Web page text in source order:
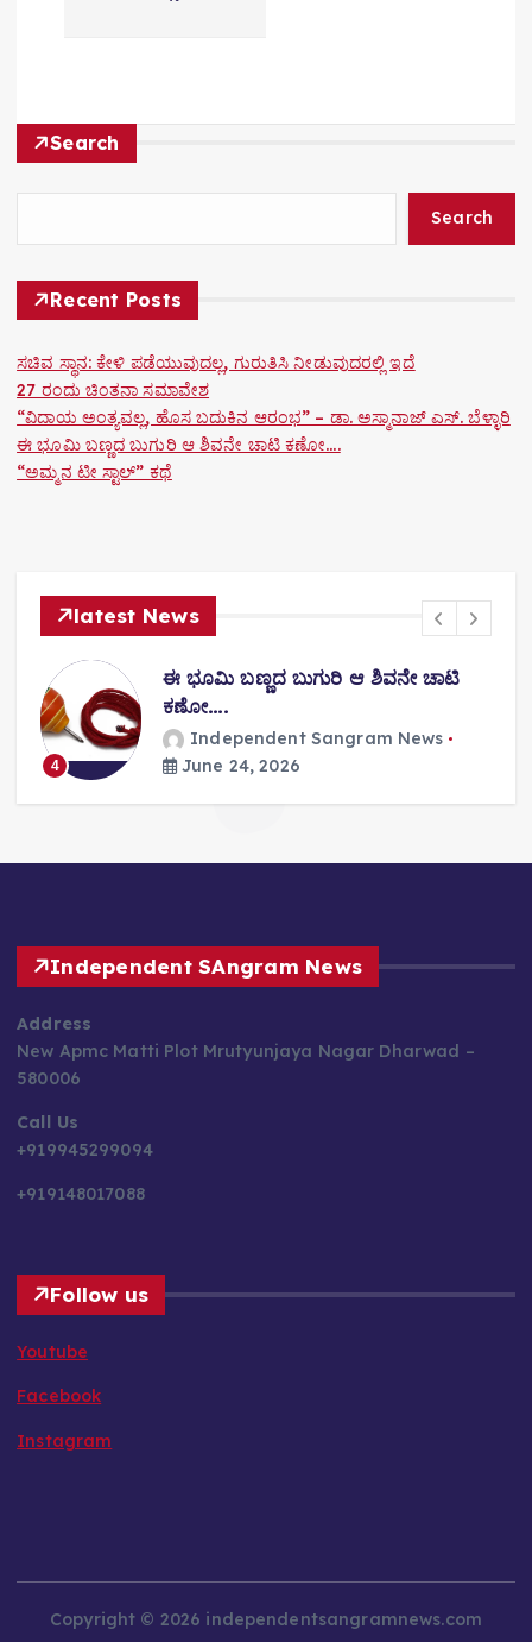
i
g
a
t
o
n
Search
Search
Recent Posts
ಸಚಿವ ಸ್ಥಾನ: ಕೇಳಿ ಪಡೆಯುವುದಲ್ಲ, ಗುರುತಿಸಿ ನೀಡುವುದರಲ್ಲಿ ಇದೆ
27 ರಂದು ಚಿಂತನಾ ಸಮಾವೇಶ
“ವಿದಾಯ ಅಂತ್ಯವಲ್ಲ, ಹೊಸ ಬದುಕಿನ ಆರಂಭ” – ಡಾ. ಅಸ್ಮಾನಾಜ್ ಎಸ್. ಬೆಳ್ಳಾರಿ
ಈ ಭೂಮಿ ಬಣ್ಣದ ಬುಗುರಿ ಆ ಶಿವನೇ ಚಾಟಿ ಕಣೋ….
“ಅಮ್ಮನ ಟೀ ಸ್ಟಾಲ್” ಕಥೆ
latest News
4
ಈ ಭೂಮಿ ಬಣ್ಣದ ಬುಗುರಿ ಆ ಶಿವನೇ ಚಾಟಿ
ಕಣೋ….
Independent Sangram News
June 24, 2026
Independent SAngram News
Address
New Apmc Matti Plot Mrutyunjaya Nagar Dharwad –
580006
Call Us
+919945299094
+919148017088
Follow us
Youtube
Facebook
Instagram
Copyright © 2026 independentsangramnews.com